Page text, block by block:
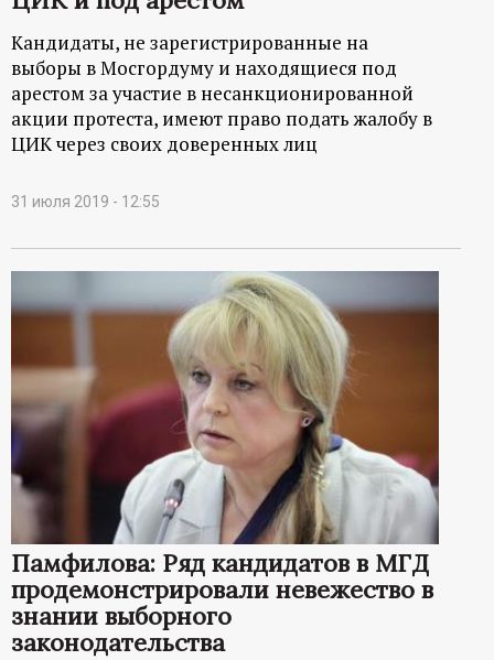
Кандидаты, не зарегистрированные на
выборы в Мосгордуму и находящиеся под
арестом за участие в несанкционированной
акции протеста, имеют право подать жалобу в
ЦИК через своих доверенных лиц
31 июля 2019 - 12:55
Памфилова: Ряд кандидатов в МГД
продемонстрировали невежество в
знании выборного
законодательства